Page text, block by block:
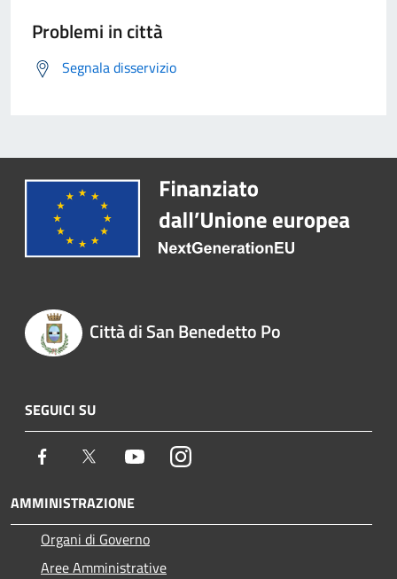
Problemi in città
Segnala disservizio
Città di San Benedetto Po
SEGUICI SU
Facebook Twitter YoutubeInstagram
AMMINISTRAZIONE
Organi di Governo
Aree Amministrative